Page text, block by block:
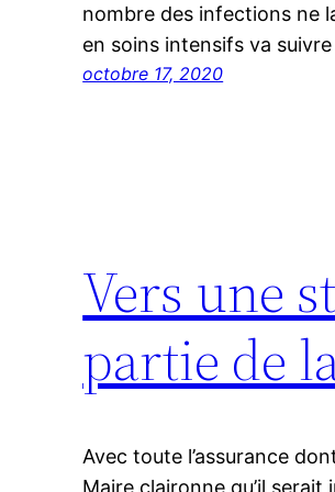
nombre des infections ne
en soins intensifs va
octobre 17, 2020
Vers une
partie de
Avec toute l’assurance
Maire claironne qu’il